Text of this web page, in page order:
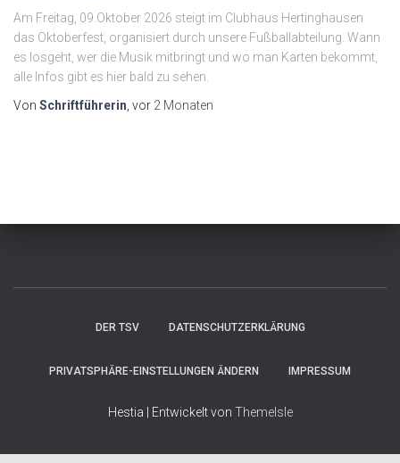
Am Freitag, 09.Oktober 2026 steigt im Clubhaus Hertinghausen
das Oktoberfest, organisiert durch unsere Fußballabteilung. Wann
es losgeht, wer die Musik mitbringt und wo man Karten bekommt,
alle Infos gibt es hier bald zu sehen.
Von Schriftführerin , vor 2 Monaten
DER TSV DATENSCHUTZERKLÄRUNG
PRIVATSPHÄRE-EINSTELLUNGEN ÄNDERN IMPRESSUM
Hestia | Entwickelt von ThemeIsle